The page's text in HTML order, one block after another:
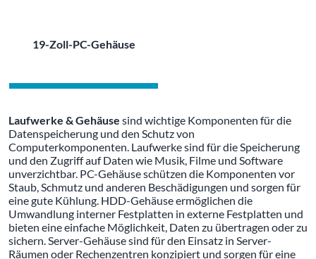
19-Zoll-PC-Gehäuse
Laufwerke & Gehäuse sind wichtige Komponenten für die
Datenspeicherung und den Schutz von
Computerkomponenten. Laufwerke sind für die Speicherung
und den Zugriff auf Daten wie Musik, Filme und Software
unverzichtbar. PC-Gehäuse schützen die Komponenten vor
Staub, Schmutz und anderen Beschädigungen und sorgen für
eine gute Kühlung. HDD-Gehäuse ermöglichen die
Umwandlung interner Festplatten in externe Festplatten und
bieten eine einfache Möglichkeit, Daten zu übertragen oder zu
sichern. Server-Gehäuse sind für den Einsatz in Server-
Räumen oder Rechenzentren konzipiert und sorgen für eine